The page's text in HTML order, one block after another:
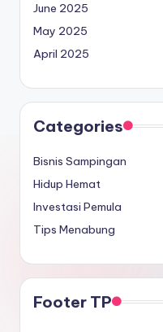
June 2025
May 2025
April 2025
Categories
Bisnis Sampingan
Hidup Hemat
Investasi Pemula
Tips Menabung
Footer TP